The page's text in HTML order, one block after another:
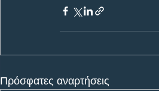
Πρόσφατες αναρτήσεις